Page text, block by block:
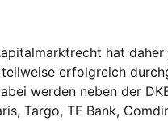
hat
erfolgreich
werden neben der
Targo, TF Bank,